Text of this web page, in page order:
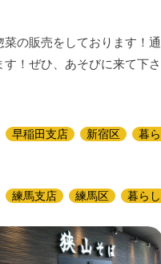
の販売をしております！
！ぜひ、あそびに来て下さ
早稲田支店 新宿区 暮
練馬支店 練馬区 暮らし